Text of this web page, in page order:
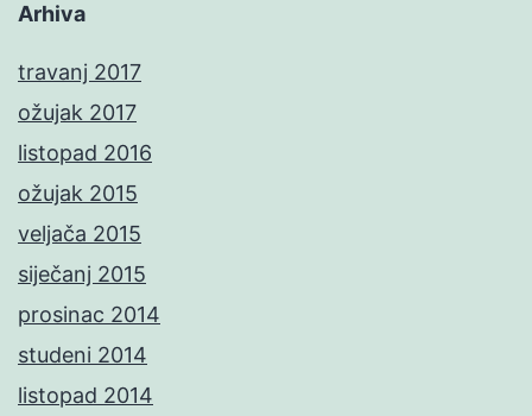
Arhiva
travanj 2017
ožujak 2017
listopad 2016
ožujak 2015
veljača 2015
siječanj 2015
prosinac 2014
studeni 2014
listopad 2014